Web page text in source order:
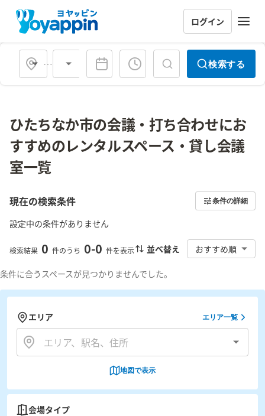
ログイン
会場タイプ 検索する
ひたちなか市の会議・打ち合わせにお
すすめのレンタルスペース・貸し会議
室一覧
現在の検索条件 条件の詳細
設定中の条件がありません
検索結果 0 件のうち 0-0 件を表示 並べ替え おすすめ順
条件に合うスペースが見つかりませんでした。
エリア エリア一覧
地図で表示
会場タイプ